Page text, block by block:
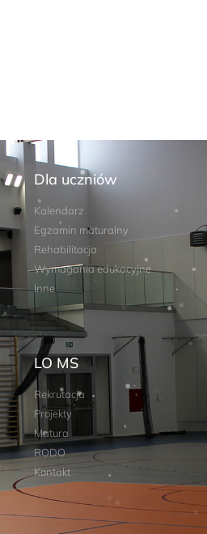
Dla uczniów
Kalendarz
Egzamin maturalny
Rehabilitacja
Wymagania edukacyjne
Inne
LO MS
Rekrutacja
Projekty
Matura
RODO
Kontakt